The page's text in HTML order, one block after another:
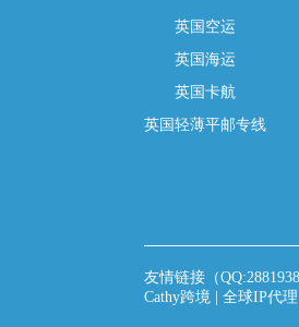
英国空运
英国海运
英国卡航
英国轻薄平邮专线
友情链接（
Cathy跨境
全球IP代理